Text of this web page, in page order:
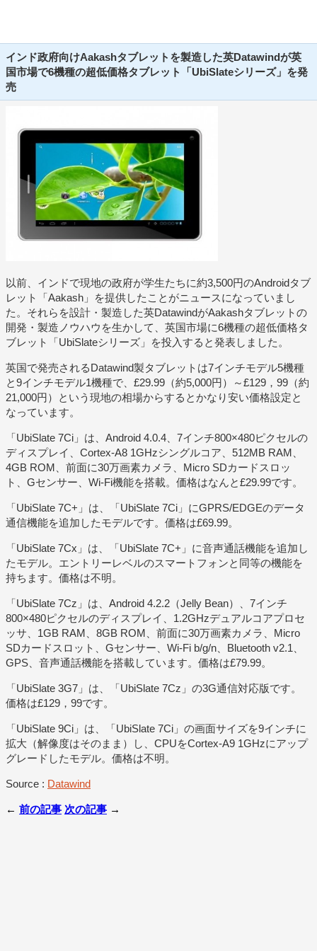
インド政府向けAakashタブレットを製造した英Datawindが英
国市場で6機種の超低価格タブレット「UbiSlateシリーズ」を発
売
以前、インドで現地の政府が学生たちに約3,500円のAndroidタブ
レット「Aakash」を提供したことがニュースになっていまし
た。それらを設計・製造した英DatawindがAakashタブレットの
開発・製造ノウハウを生かして、英国市場に6機種の超低価格タ
ブレット「UbiSlateシリーズ」を投入すると発表しました。
英国で発売されるDatawind製タブレットは7インチモデル5機種
と9インチモデル1機種で、£29.99（約5,000円）～£129，99（約
21,000円）という現地の相場からするとかなり安い価格設定と
なっています。
「UbiSlate 7Ci」は、Android 4.0.4、7インチ800×480ピクセルの
ディスプレイ、Cortex-A8 1GHzシングルコア、512MB RAM、
4GB ROM、前面に30万画素カメラ、Micro SDカードスロッ
ト、Gセンサー、Wi-Fi機能を搭載。価格はなんと£29.99です。
「UbiSlate 7C+」は、「UbiSlate 7Ci」にGPRS/EDGEのデータ
通信機能を追加したモデルです。価格は£69.99。
「UbiSlate 7Cx」は、「UbiSlate 7C+」に音声通話機能を追加し
たモデル。エントリーレベルのスマートフォンと同等の機能を
持ちます。価格は不明。
「UbiSlate 7Cz」は、Android 4.2.2（Jelly Bean）、7インチ
800×480ピクセルのディスプレイ、1.2GHzデュアルコアプロセ
ッサ、1GB RAM、8GB ROM、前面に30万画素カメラ、Micro
SDカードスロット、Gセンサー、Wi-Fi b/g/n、Bluetooth v2.1、
GPS、音声通話機能を搭載しています。価格は£79.99。
「UbiSlate 3G7」は、「UbiSlate 7Cz」の3G通信対応版です。
価格は£129，99です。
「UbiSlate 9Ci」は、「UbiSlate 7Ci」の画面サイズを9インチに
拡大（解像度はそのまま）し、CPUをCortex-A9 1GHzにアップ
グレードしたモデル。価格は不明。
Source : Datawind
← 前の記事 次の記事 →